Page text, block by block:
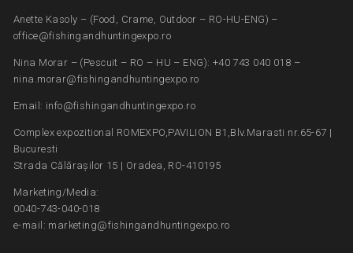
Anette Kasoly – (Food, Crame, Outdoor – RO-HU-ENG) –
office@fishingandhuntingexpo.ro
Nina Morar – (Pescuit – RO – HU – ENG): +40 743 040 018 –
nina.morar@fishingandhuntingexpo.ro
Email: info@fishingandhuntingexpo.ro
Complex expozitional ROMEXPO,PAVILION B1,Blv.Marasti nr.65-67 |
Bucuresti
Strada Călărașilor 15 | Oradea, RO-410195
Marketing/Media:
0040-743-040-018
e-mail: marketing@fishingandhuntingexpo.ro